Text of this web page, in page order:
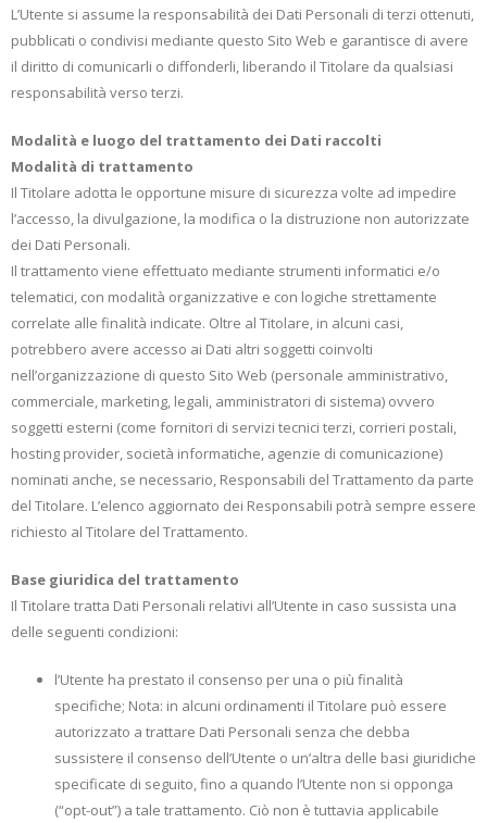
L’Utente si assume la responsabilità dei Dati Personali di terzi ottenuti,
pubblicati o condivisi mediante questo Sito Web e garantisce di avere
il diritto di comunicarli o diffonderli, liberando il Titolare da qualsiasi
responsabilità verso terzi.
Modalità e luogo del trattamento dei Dati raccolti
Modalità di trattamento
Il Titolare adotta le opportune misure di sicurezza volte ad impedire
l’accesso, la divulgazione, la modifica o la distruzione non autorizzate
dei Dati Personali.
Il trattamento viene effettuato mediante strumenti informatici e/o
telematici, con modalità organizzative e con logiche strettamente
correlate alle finalità indicate. Oltre al Titolare, in alcuni casi,
potrebbero avere accesso ai Dati altri soggetti coinvolti
nell’organizzazione di questo Sito Web (personale amministrativo,
commerciale, marketing, legali, amministratori di sistema) ovvero
soggetti esterni (come fornitori di servizi tecnici terzi, corrieri postali,
hosting provider, società informatiche, agenzie di comunicazione)
nominati anche, se necessario, Responsabili del Trattamento da parte
del Titolare. L’elenco aggiornato dei Responsabili potrà sempre essere
richiesto al Titolare del Trattamento.
Base giuridica del trattamento
Il Titolare tratta Dati Personali relativi all’Utente in caso sussista una
delle seguenti condizioni:
l’Utente ha prestato il consenso per una o più finalità
specifiche; Nota: in alcuni ordinamenti il Titolare può essere
autorizzato a trattare Dati Personali senza che debba
sussistere il consenso dell’Utente o un’altra delle basi giuridiche
specificate di seguito, fino a quando l’Utente non si opponga
(“opt-out”) a tale trattamento. Ciò non è tuttavia applicabile